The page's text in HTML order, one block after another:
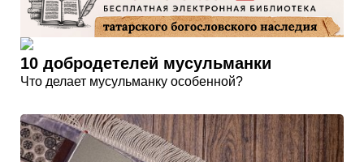
10 добродетелей мусульманки
Что делает мусульманку особенной?